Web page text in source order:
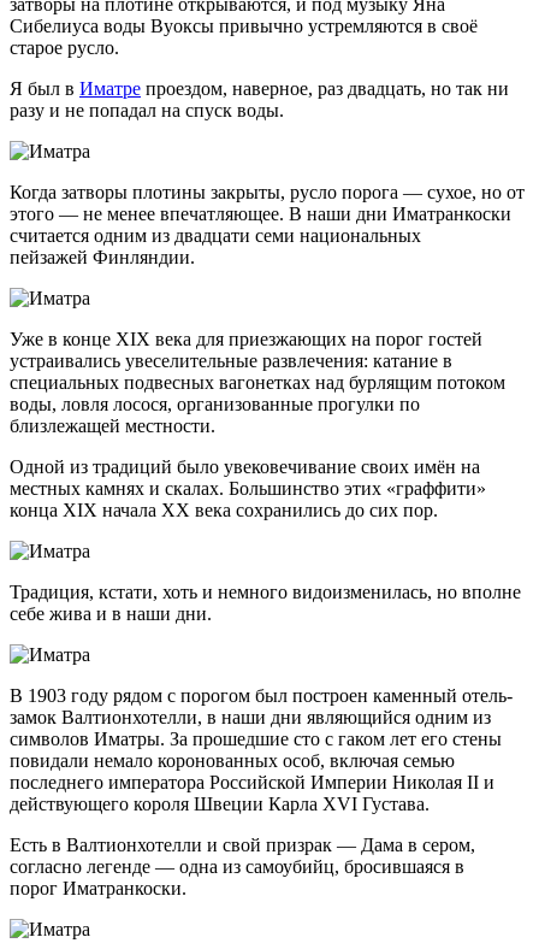
Сибелиуса воды Вуоксы привычно устремляются в своё
старое русло.
Я был в Иматре проездом, наверное, раз двадцать, но так ни
разу и не попадал на спуск воды.
Когда затворы плотины закрыты, русло порога — сухое, но от
этого — не менее впечатляющее. В наши дни Иматранкоски
считается одним из двадцати семи национальных
пейзажей Финляндии.
Уже в конце XIX века для приезжающих на порог гостей
устраивались увеселительные развлечения: катание в
специальных подвесных вагонетках над бурлящим потоком
воды, ловля лосося, организованные прогулки по
близлежащей местности.
Одной из традиций было увековечивание своих имён на
местных камнях и скалах. Большинство этих «граффити»
конца XIX начала XX века сохранились до сих пор.
Традиция, кстати, хоть и немного видоизменилась, но вполне
себе жива и в наши дни.
В 1903 году рядом с порогом был построен каменный отель-
замок Валтионхотелли, в наши дни являющийся одним из
символов Иматры. За прошедшие сто с гаком лет его стены
повидали немало коронованных особ, включая семью
последнего императора Российской Империи Николая II и
действующего короля Швеции Карла XVI Густава.
Есть в Валтионхотелли и свой призрак — Дама в сером,
согласно легенде — одна из самоубийц, бросившаяся в
порог Иматранкоски.